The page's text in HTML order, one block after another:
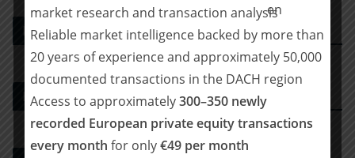
PE DEALS EUROPE
M&A-Advisor
market research and transaction analysis
Reliable market intelligence backed by more than
20 years of experience and approximately 50,000
documented transactions in the DACH region
Access to approximately300–350 newly
recorded European private equity transactions
every month for only€49 per month